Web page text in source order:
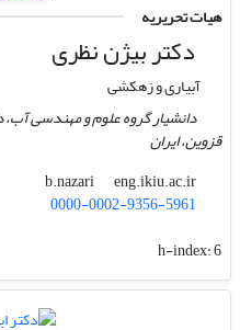
هیات تحریریه
دکتر بیژن نظری
آبیاری و زهکشی
دانشیار گروه علوم و مهندسی آب،
قزوین، ایران
b.nazari
eng.ikiu.ac.ir
0000-0002-9356-5961
h-index:6